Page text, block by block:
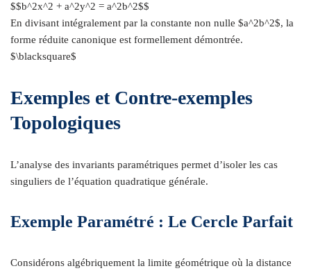
$$b^2x^2 + a^2y^2 = a^2b^2$$
En divisant intégralement par la constante non nulle $a^2b^2$, la
forme réduite canonique est formellement démontrée.
$\blacksquare$
Exemples et Contre-exemples
Topologiques
L’analyse des invariants paramétriques permet d’isoler les cas
singuliers de l’équation quadratique générale.
Exemple Paramétré : Le Cercle Parfait
Considérons algébriquement la limite géométrique où la distance